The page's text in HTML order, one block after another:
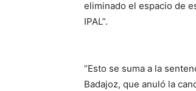
eliminado el espacio de
IPAL”.
“Esto se suma a la
Badajoz, que anuló la